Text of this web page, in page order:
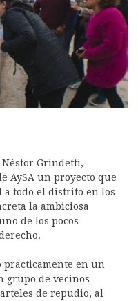
Néstor Grindetti,
AySA un proyecto que
todo el distrito en los
la ambiciosa
de los pocos
practicamente en un
grupo de vecinos
de repudio, al